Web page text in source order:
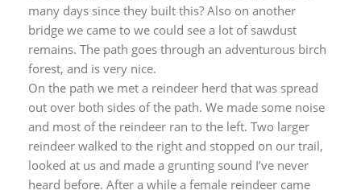
many days since they built this? Also on another
bridge we came to we could see a lot of sawdust
remains. The path goes through an adventurous birch
forest, and is very nice.
On the path we met a reindeer herd that was spread
out over both sides of the path. We made some noise
and most of the reindeer ran to the left. Two larger
reindeer walked to the right and stopped on our trail,
looked at us and made a grunting sound I’ve never
heard before. After a while a female reindeer came